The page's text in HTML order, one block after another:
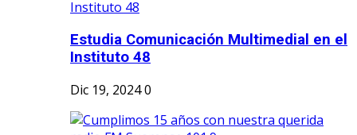
Estudia Comunicación Multimedial en el
Instituto 48
Dic 19, 20240